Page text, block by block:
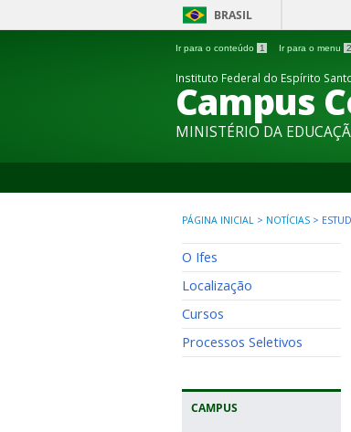
BRASIL
Ir para o conteúdo 1 Ir para o menu 2
Instituto Federal do Espírito
Campus
MINISTÉRIO DA
PÁGINA INICIAL > NOTÍCIAS >
O Ifes
Localização
Cursos
Processos Seletivos
CAMPUS